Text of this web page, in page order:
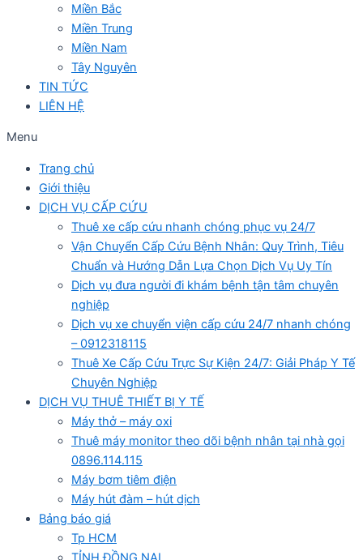
Miền Bắc
Miền Trung
Miền Nam
Tây Nguyên
TIN TỨC
LIÊN HỆ
Menu
Trang chủ
Giới thiệu
DỊCH VỤ CẤP CỨU
Thuê xe cấp cứu nhanh chóng phục vụ 24/7
Vận Chuyển Cấp Cứu Bệnh Nhân: Quy Trình, Tiêu
Chuẩn và Hướng Dẫn Lựa Chọn Dịch Vụ Uy Tín
Dịch vụ đưa người đi khám bệnh tận tâm chuyên
nghiệp
Dịch vụ xe chuyển viện cấp cứu 24/7 nhanh chóng
– 0912318115
Thuê Xe Cấp Cứu Trực Sự Kiện 24/7: Giải Pháp Y Tế
Chuyên Nghiệp
DỊCH VỤ THUÊ THIẾT BỊ Y TẾ
Máy thở – máy oxi
Thuê máy monitor theo dõi bệnh nhân tại nhà gọi
0896.114.115
Máy bơm tiêm điện
Máy hút đàm – hút dịch
Bảng báo giá
Tp HCM